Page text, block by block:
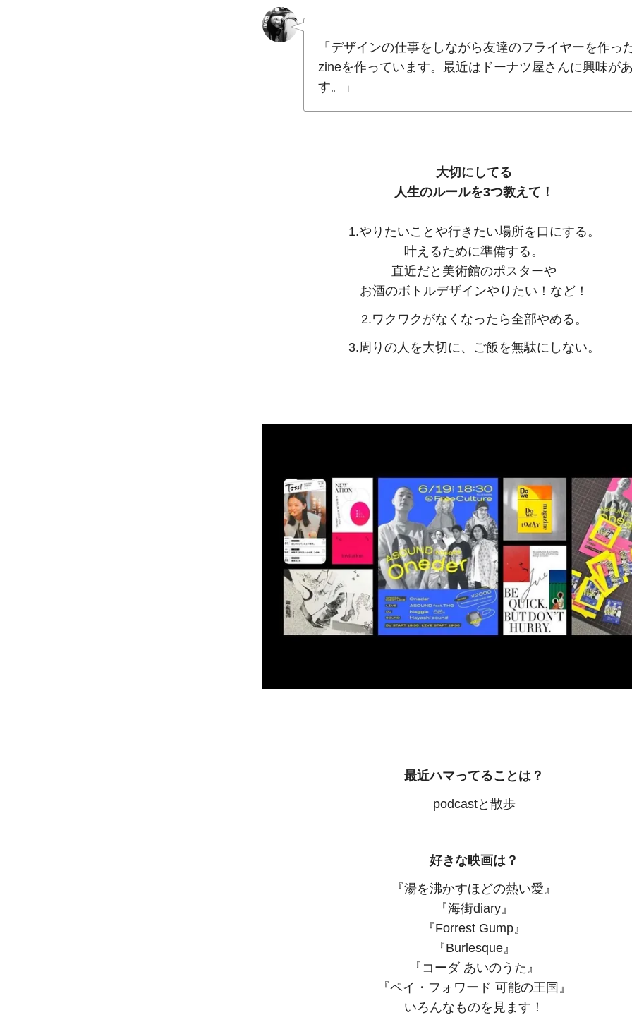
「デザインの仕事をしながら友達のフライヤーを作っ
zineを作っています。最近はドーナツ屋さんに興味が
す。」
大切にしてる
人生のルールを3つ教えて！
1.やりたいことや行きたい場所を口にする。
叶えるために準備する。
直近だと美術館のポスターや
お酒のボトルデザインやりたい！など！
2.ワクワクがなくなったら全部やめる。
3.周りの人を大切に、ご飯を無駄にしない。
最近ハマってることは？
podcastと散歩
好きな映画は？
『湯を沸かすほどの熱い愛』
『海街diary』
『Forrest Gump』
『Burlesque』
『コーダ あいのうた』
『ペイ・フォワード 可能の王国』
いろんなものを見ます！